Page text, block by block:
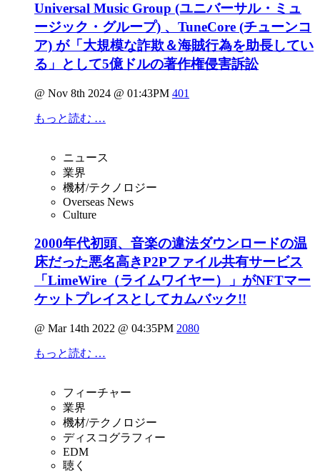
Universal Music Group (ユニバーサル・ミュ
ージック・グループ) 、TuneCore (チューンコ
ア) が「大規模な詐欺＆海賊行為を助長してい
る」として5億ドルの著作権侵害訴訟
@ Nov 8th 2024 @ 01:43PM 401
もっと読む …
ニュース
業界
機材/テクノロジー
Overseas News
Culture
2000年代初頭、音楽の違法ダウンロードの温
床だった悪名高きP2Pファイル共有サービス
「LimeWire（ライムワイヤー）」がNFTマー
ケットプレイスとしてカムバック!!
@ Mar 14th 2022 @ 04:35PM 2080
もっと読む …
フィーチャー
業界
機材/テクノロジー
ディスコグラフィー
EDM
聴く